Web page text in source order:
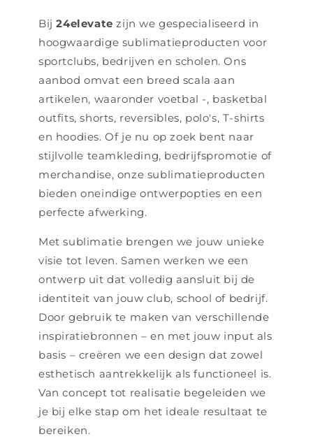
Bij24elevate zijn we gespecialiseerd in
hoogwaardige sublimatieproducten voor
sportclubs, bedrijven en scholen. Ons
aanbod omvat een breed scala aan
artikelen, waaronder voetbal -, basketbal
outfits, shorts, reversibles, polo's, T-shirts
en hoodies. Of je nu op zoek bent naar
stijlvolle teamkleding, bedrijfspromotie of
merchandise, onze sublimatieproducten
bieden oneindige ontwerpopties en een
perfecte afwerking.
Met sublimatie brengen we jouw unieke
visie tot leven. Samen werken we een
ontwerp uit dat volledig aansluit bij de
identiteit van jouw club, school of bedrijf.
Door gebruik te maken van verschillende
inspiratiebronnen – en met jouw input als
basis – creëren we een design dat zowel
esthetisch aantrekkelijk als functioneel is.
Van concept tot realisatie begeleiden we
je bij elke stap om het ideale resultaat te
bereiken.